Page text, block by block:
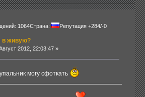
1064Страна: Репутация +284/-0
в живую?
2012, 22:03:47 »
могу сфоткать